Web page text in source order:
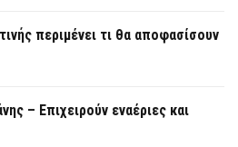
περιμένει τι θα αποφασίσουν
– Επιχειρούν εναέριες και